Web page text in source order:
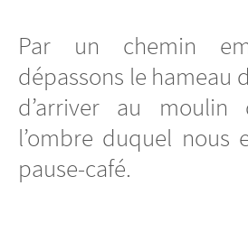
Par un chemin
dépassons le hameau
d’arriver au moulin
l’ombre duquel nous
pause-café.